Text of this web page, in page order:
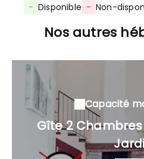
- Disponible - Non-
Nos autres
Capacité
Gîte 2 Chambres